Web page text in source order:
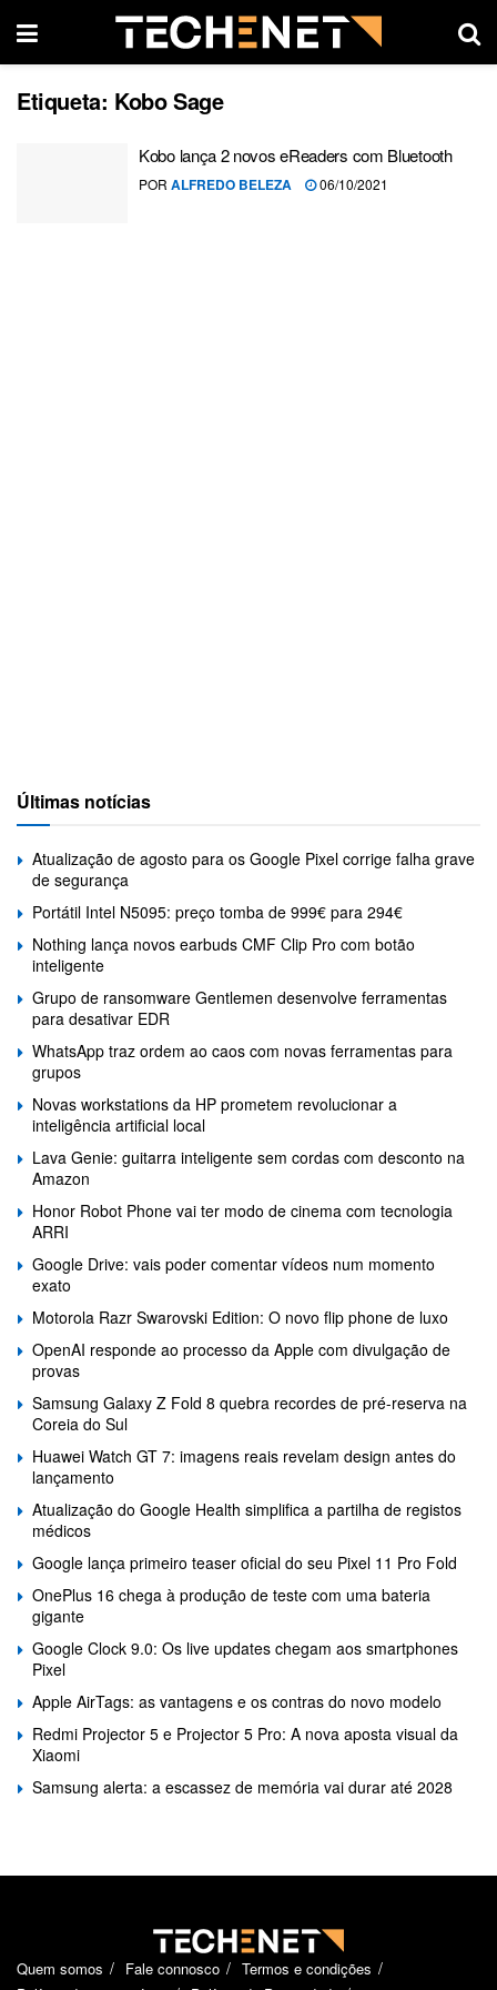
Etiqueta: Kobo Sage
Kobo lança 2 novos eReaders com Bluetooth
POR ALFREDO BELEZA 06/10/2021
Últimas notícias
Atualização de agosto para os Google Pixel corrige falha grave
de segurança
Portátil Intel N5095: preço tomba de 999€ para 294€
Nothing lança novos earbuds CMF Clip Pro com botão
inteligente
Grupo de ransomware Gentlemen desenvolve ferramentas
para desativar EDR
WhatsApp traz ordem ao caos com novas ferramentas para
grupos
Novas workstations da HP prometem revolucionar a
inteligência artificial local
Lava Genie: guitarra inteligente sem cordas com desconto na
Amazon
Honor Robot Phone vai ter modo de cinema com tecnologia
ARRI
Google Drive: vais poder comentar vídeos num momento
exato
Motorola Razr Swarovski Edition: O novo flip phone de luxo
OpenAI responde ao processo da Apple com divulgação de
provas
Samsung Galaxy Z Fold 8 quebra recordes de pré-reserva na
Coreia do Sul
Huawei Watch GT 7: imagens reais revelam design antes do
lançamento
Atualização do Google Health simplifica a partilha de registos
médicos
Google lança primeiro teaser oficial do seu Pixel 11 Pro Fold
OnePlus 16 chega à produção de teste com uma bateria
gigante
Google Clock 9.0: Os live updates chegam aos smartphones
Pixel
Apple AirTags: as vantagens e os contras do novo modelo
Redmi Projector 5 e Projector 5 Pro: A nova aposta visual da
Xiaomi
Samsung alerta: a escassez de memória vai durar até 2028
Quem somos Fale connosco
Termos e condições